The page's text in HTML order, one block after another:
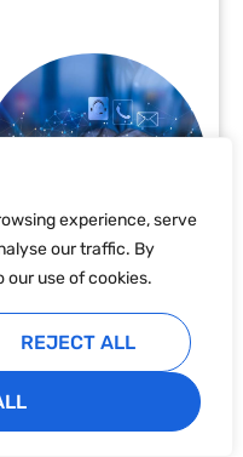
experience, serve
our traffic. By
our use of cookies.
REJECT ALL